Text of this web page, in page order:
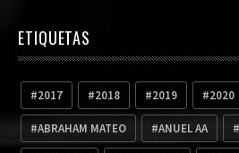
ETIQUETAS
2017 2018 2019 2020
ABRAHAM MATEO ANUEL AA